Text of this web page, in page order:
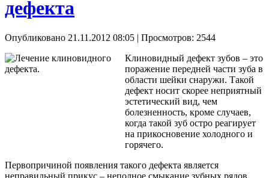
дефекта
Опубликовано 21.11.2012 08:05 | Просмотров: 2544
Клиновидный дефект зубов – это
поражение передней части зуба в
области шейки снаружи. Такой
дефект носит скорее неприятный
эстетический вид, чем
болезненность, кроме случаев,
когда такой зуб остро реагирует
на прикосновение холодного и
горячего.
Первопричиной появления такого дефекта является
неправильный прикус – неполное смыкание зубных рядов.